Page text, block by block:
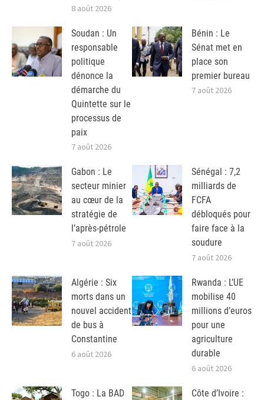
8 août 2026
Soudan : Un
responsable
politique
dénonce la
démarche du
Quintette sur le
processus de
paix
7 août 2026
Bénin : Le
Sénat met en
place son
premier bureau
7 août 2026
Gabon : Le
secteur minier
au cœur de la
stratégie de
l’après-pétrole
7 août 2026
Sénégal : 7,2
milliards de
FCFA
débloqués pour
faire face à la
soudure
7 août 2026
Algérie : Six
morts dans un
nouvel accident
de bus à
Constantine
6 août 2026
Rwanda : L’UE
mobilise 40
millions d’euros
pour une
agriculture
durable
6 août 2026
Togo : La BAD
Côte d’Ivoire :